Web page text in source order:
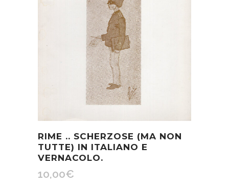
RIME .. SCHERZOSE (MA NON
TUTTE) IN ITALIANO E
VERNACOLO.
10,00€